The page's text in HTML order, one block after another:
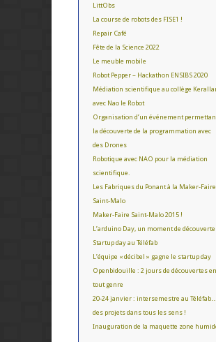
LittObs
La course de robots des FISE1 !
Repair Café
Fête de la Science 2022
Le meuble mobile
Robot Pepper – Hackathon ENSIBS 2020
Médiation scientifique au collège
avec Nao le Robot
Organisation d’un événement
la découverte de la programmation avec
des Drones
Robotique avec NAO pour la médiation
scientifique.
Les Fabriques du Ponant à la Maker-Faire
Saint-Malo
Maker-Faire Saint-Malo 2015 !
L’arduino Day, un moment de découverte
Startup day au Téléfab
L’équipe « décibel » gagne le startup day
Openbidouille : 2 jours de découvertes en
tout genre
20-24 janvier : intersemestre au Téléfab…
des projets dans tous les sens !
Inauguration de la maquette zone